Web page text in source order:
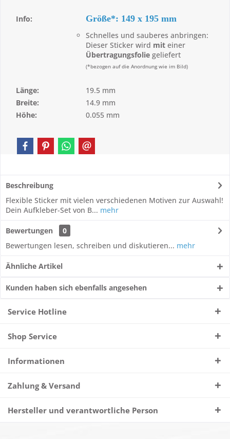
Info: Größe*: 149 x 195 mm
Schnelles und sauberes anbringen:
Dieser Sticker wird mit einer
Übertragungsfolie geliefert
(*bezogen auf die Anordnung wie im Bild)
Länge:
19.5 mm
Breite:
14.9 mm
Höhe:
0.055 mm
Beschreibung
Flexible Sticker mit vielen verschiedenen Motiven zur Auswahl!
Dein Aufkleber-Set von B... mehr
Bewertungen
0
Bewertungen lesen, schreiben und diskutieren... mehr
Ähnliche Artikel
Kunden haben sich ebenfalls angesehen
Service Hotline
Shop Service
Informationen
Zahlung & Versand
Hersteller und verantwortliche Person